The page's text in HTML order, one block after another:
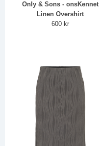
Only & Sons - onsKennet
Linen Overshirt
600 kr